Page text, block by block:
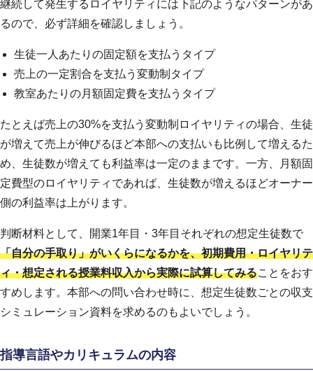
継続して発生するロイヤリティには下記のようなパターンがあ
るので、必ず詳細を確認しましょう。
生徒一人あたりの固定額を支払うタイプ
売上の一定割合を支払う変動制タイプ
教室あたりの月額固定費を支払うタイプ
たとえば売上の30%を支払う変動制ロイヤリティの場合、生徒
が増えて売上が伸びるほど本部への支払いも比例して増えるた
め、生徒数が増えても利益率は一定のままです。一方、月額固
定費型のロイヤリティであれば、生徒数が増えるほどオーナー
側の利益率は上がります。
判断材料として、開業1年目・3年目それぞれの想定生徒数で
「自分の手取り」がいくらになるかを、初期費用・ロイヤリテ
ィ・想定される授業料収入から実際に試算してみることをおす
すめします。本部への問い合わせ時に、想定生徒数ごとの収支
シミュレーション資料を求めるのもよいでしょう。
指導言語やカリキュラムの内容